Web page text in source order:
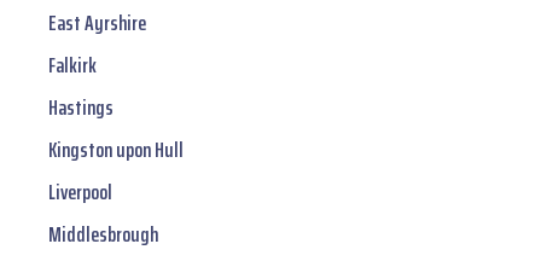
East Ayrshire
Falkirk
Hastings
Kingston upon Hull
Liverpool
Middlesbrough